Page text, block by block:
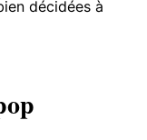
décidées à